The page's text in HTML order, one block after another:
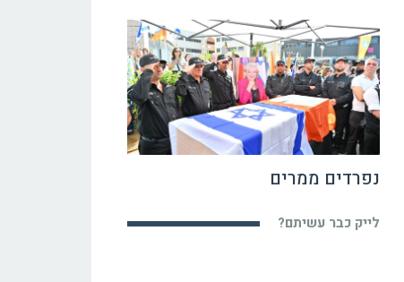
נפרדים ממרים
לייק כבר עשיתם?